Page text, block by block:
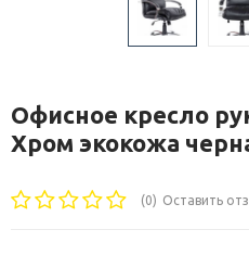
Офисное кресло
Хром экокожа
(0) Оставить